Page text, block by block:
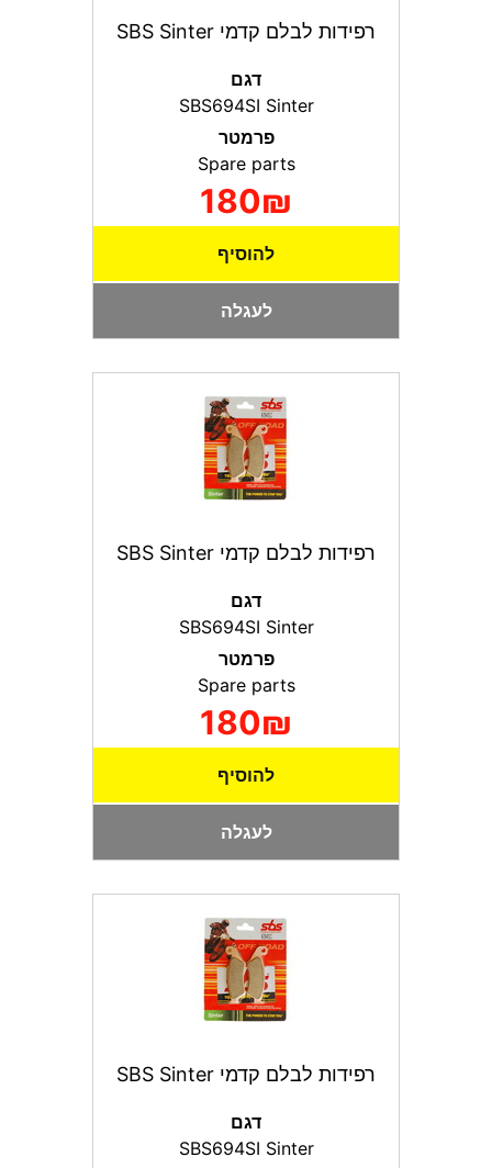
רפידות לבלם קדמי SBS Sinter
דגם
SBS694SI Sinter
פרמטר
Spare parts
180₪
להוסיף
לעגלה
רפידות לבלם קדמי SBS Sinter
דגם
SBS694SI Sinter
פרמטר
Spare parts
180₪
להוסיף
לעגלה
רפידות לבלם קדמי SBS Sinter
דגם
SBS694SI Sinter